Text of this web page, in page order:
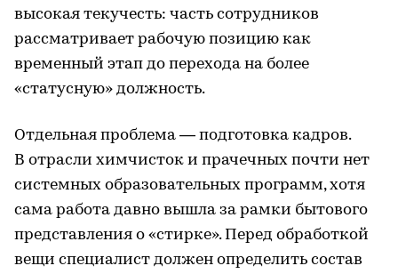
высокая текучесть: часть сотрудников
рассматривает рабочую позицию как
временный этап до перехода на более
«статусную» должность.
Отдельная проблема — подготовка кадров.
В отрасли химчисток и прачечных почти нет
системных образовательных программ, хотя
сама работа давно вышла за рамки бытового
представления о «стирке». Перед обработкой
вещи специалист должен определить состав